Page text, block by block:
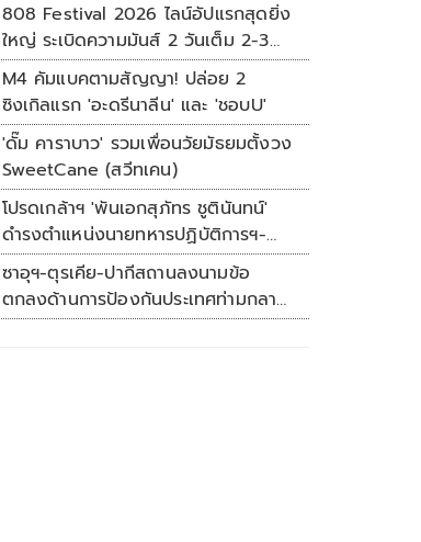
808 Festival 2026 ไลน์อัปแรกสุดยิ่ง
ใหญ่ ระเบิดความมันส์ 2 วันเต็ม 2-3
ต.ค.นี้
M4 คัมแบคตามสัญญา! ปล่อย 2
ซิงเกิลแรก 'อะดรีนาลีน' และ 'ชอบU'
'ดั๊ม คาราบาว' รวมเพื่อนวัยมัธยมตั้งวง
SweetCane (สวีทเคน)
โปรดเกล้าฯ 'พันเอกสุภัทร ชูตินันทน์'
ดำรงตำแหน่งนายทหารปฏิบัติการฯ-
พระราชทานยศ 'พลตรี'
ซาอุฯ-ตุรเคีย-ปากีสถานลงนามข้อ
ตกลงด้านการป้องกันประเทศท่ามกลาง
สงครามในภูมิภาค